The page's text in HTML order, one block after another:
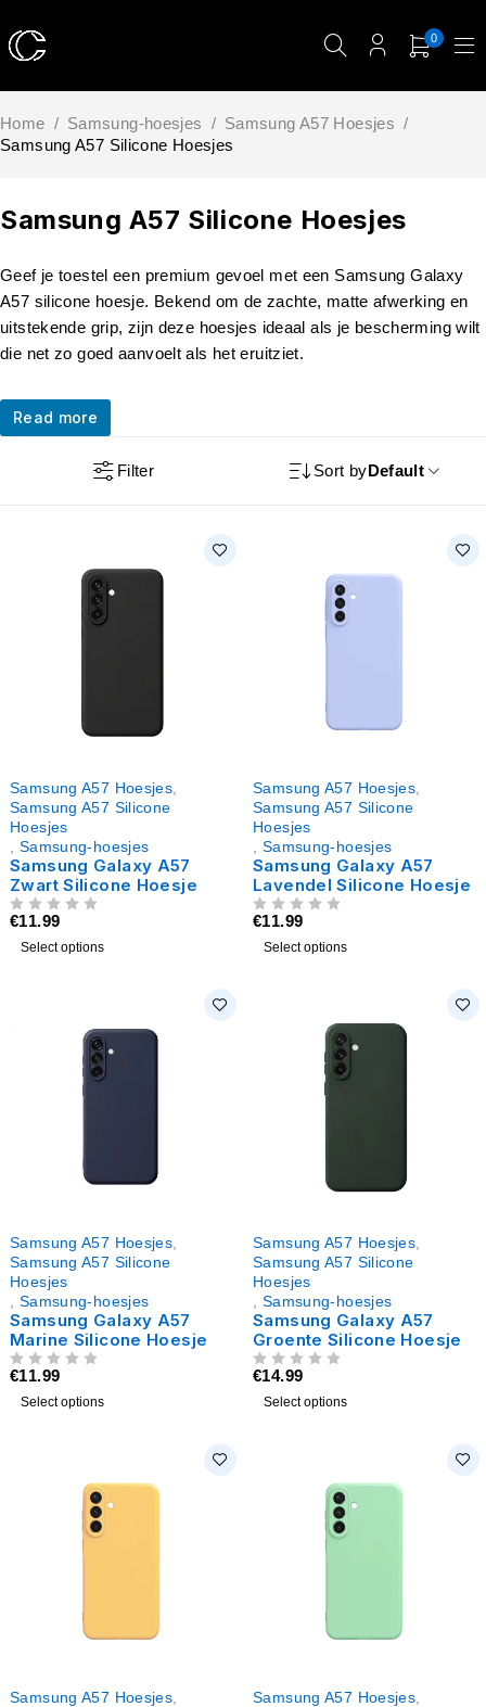
0
Samsung A57 Silicone Hoesjes
Home / Samsung-hoesjes / Samsung A57 Hoesjes /
Samsung A57 Silicone Hoesjes
Geef je toestel een premium gevoel met een Samsung Galaxy
A57 silicone hoesje. Bekend om de zachte, matte afwerking en
uitstekende grip, zijn deze hoesjes ideaal als je bescherming wilt
die net zo goed aanvoelt als het eruitziet.
Read more
Filter Sort byDefault
Samsung A57 Hoesjes
Samsung A57 Silicone
Hoesjes
Samsung-hoesjes
Samsung Galaxy A57
Zwart Silicone Hoesje
€11.99
Select options
Samsung A57 Hoesjes
Samsung A57 Silicone
Hoesjes
Samsung-hoesjes
Samsung Galaxy A57
Lavendel Silicone Hoesje
€11.99
Select options
Samsung A57 Hoesjes
Samsung A57 Silicone
Hoesjes
Samsung-hoesjes
Samsung Galaxy A57
Marine Silicone Hoesje
€11.99
Select options
Samsung A57 Hoesjes
Samsung A57 Silicone
Hoesjes
Samsung-hoesjes
Samsung Galaxy A57
Groente Silicone Hoesje
€14.99
Select options
Samsung A57 Hoesjes Samsung A57 Hoesjes